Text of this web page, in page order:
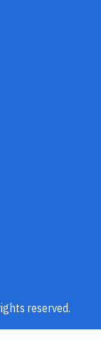
reserved.